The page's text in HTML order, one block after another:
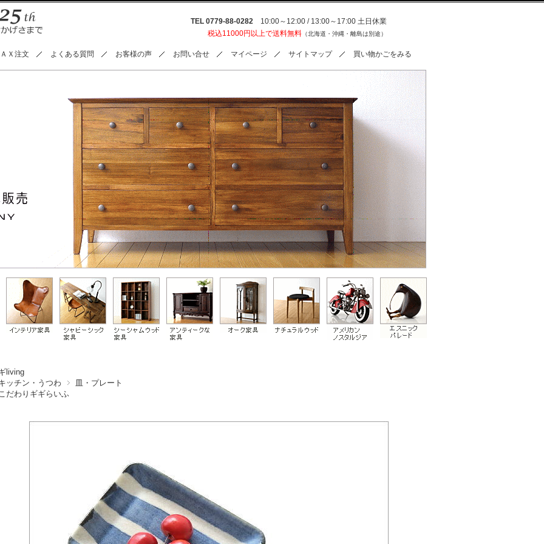
TEL 0779-88-0282 10:00～12:00 / 13:00～17:00 土日休業
税込11000円以上で送料無料 （北海道・沖縄・離島は別途）
Ｘ注文 よくある質問 お客様の声 お問い合せ マイページ サイトマップ 買い物かごをみる
living
ッチン・うつわ
皿・プレート
だわりギギらいふ